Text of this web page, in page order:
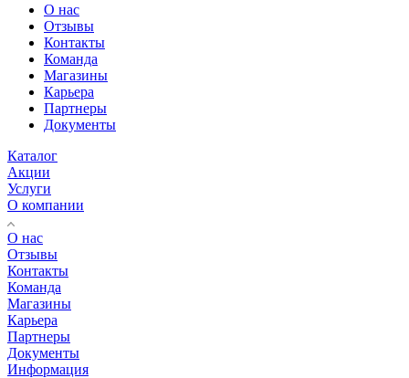
О нас
Отзывы
Контакты
Команда
Магазины
Карьера
Партнеры
Документы
Каталог
Акции
Услуги
О компании
О нас
Отзывы
Контакты
Команда
Магазины
Карьера
Партнеры
Документы
Информация